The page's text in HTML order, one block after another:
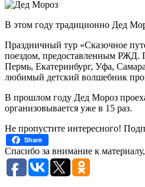
В этом году традиционно Дед
Праздничный тур «Сказочное
поездом, предоставленным РЖД.
Пермь, Екатеринбург, Уфа,
любимый детский волшебник
В прошлом году Дед Мороз
организовывается уже в 15 раз.
Не пропустите интересного!
Share
Спасибо за внимание к